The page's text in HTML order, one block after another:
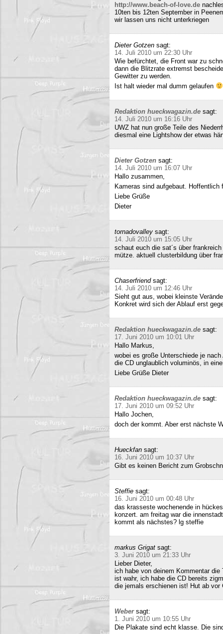
http://www.beach-of-love.de
10ten bis 12ten September in
wir lassen uns nicht unterkriegen
Dieter Gotzen sagt:
14. Juli 2010 um 22:30 Uhr
Wie befürchtet, die Front war zu
dann die Blitzrate extremst
Gewitter zu werden.
Ist halt wieder mal dumm gelaufen
Redaktion hueckwagazin.de sagt:
14. Juli 2010 um 16:16 Uhr
UWZ hat nun große Teile des
diesmal eine Lightshow der etwas
Dieter Gotzen sagt:
14. Juli 2010 um 16:07 Uhr
Hallo zusammen,
Kameras sind aufgebaut.
Liebe Grüße
Dieter
tornadovalley sagt:
14. Juli 2010 um 15:05 Uhr
schaut euch die sat´s über
mütze. aktuell clusterbildung über
Chaserfriend sagt:
14. Juli 2010 um 12:46 Uhr
Sieht gut aus, wobei kleinste
Konkret wird sich der Ablauf erst
Redaktion hueckwagazin.de sagt:
17. Juni 2010 um 10:01 Uhr
Hallo Markus,
wobei es große Unterschiede je
die CD unglaublich voluminös, in
Liebe Grüße Dieter
Redaktion hueckwagazin.de sagt:
17. Juni 2010 um 09:52 Uhr
Hallo Jochen,
doch der kommt. Aber erst nächste
Hueckfan sagt:
16. Juni 2010 um 10:37 Uhr
Gibt es keinen Bericht zum
Steffie sagt:
16. Juni 2010 um 00:48 Uhr
das krasseste wochenende in
konzert. am freitag war die
kommt als nächstes? lg steffie
markus Grigat sagt:
3. Juni 2010 um 21:33 Uhr
Lieber Dieter,
ich habe von deinem Kommentar
ist wahr, ich habe die CD bereits
die jemals erschienen ist! Hut ab vor
Weber sagt:
1. Juni 2010 um 10:55 Uhr
Die Plakate sind echt klasse. Die